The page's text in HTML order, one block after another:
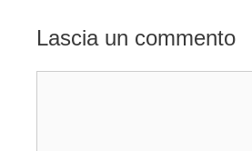
Lascia un commento